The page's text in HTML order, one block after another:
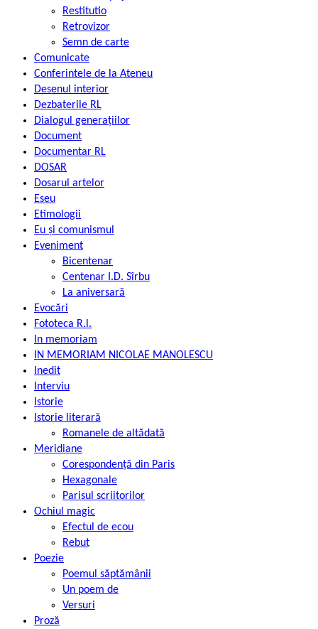
Restitutio
Retrovizor
Semn de carte
Comunicate
Conferintele de la Ateneu
Desenul interior
Dezbaterile RL
Dialogul generațiilor
Document
Documentar RL
DOSAR
Dosarul artelor
Eseu
Etimologii
Eu și comunismul
Eveniment
Bicentenar
Centenar I.D. Sîrbu
La aniversară
Evocări
Fototeca R.l.
In memoriam
IN MEMORIAM NICOLAE MANOLESCU
Inedit
Interviu
Istorie
Istorie literară
Romanele de altădată
Meridiane
Corespondență din Paris
Hexagonale
Parisul scriitorilor
Ochiul magic
Efectul de ecou
Rebut
Poezie
Poemul săptămânii
Un poem de
Versuri
Proză